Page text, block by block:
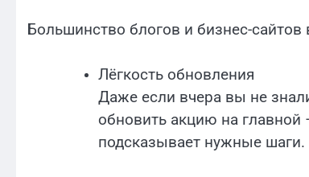
Большинство блогов и бизнес-
Лёгкость обновления
Даже если вчера вы не
обновить акцию на главной
подсказывает нужные шаги.